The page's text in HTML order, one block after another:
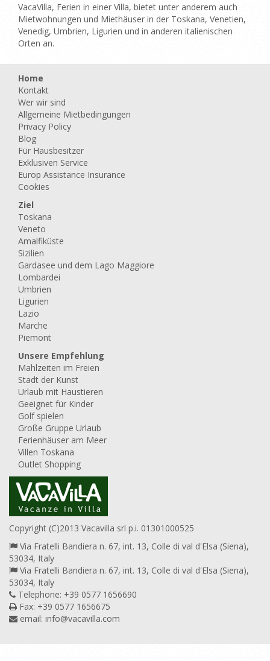
VacaVilla, Ferien in einer Villa, bietet unter anderem auch
Mietwohnungen und Miethäuser in der Toskana, Venetien,
Venedig, Umbrien, Ligurien und in anderen italienischen
Orten an.
Home
Kontakt
Wer wir sind
Allgemeine Mietbedingungen
Privacy Policy
Blog
Für Hausbesitzer
Exklusiven Service
Europ Assistance Insurance
Cookies
Ziel
Toskana
Veneto
Amalfiküste
Sizilien
Gardasee und dem Lago Maggiore
Lombardei
Umbrien
Ligurien
Lazio
Marche
Piemont
Unsere Empfehlung
Mahlzeiten im Freien
Stadt der Kunst
Urlaub mit Haustieren
Geeignet für Kinder
Golf spielen
Große Gruppe Urlaub
Ferienhäuser am Meer
Villen Toskana
Outlet Shopping
Copyright (C)2013 Vacavilla srl p.i. 01301000525
Via Fratelli Bandiera n. 67, int. 13, Colle di val d'Elsa (Siena),
53034, Italy
Via Fratelli Bandiera n. 67, int. 13, Colle di val d'Elsa (Siena),
53034, Italy
Telephone: +39 0577 1656690
Fax: +39 0577 1656675
email: info@vacavilla.com